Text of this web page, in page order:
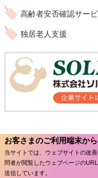
高齢者安否確認サー
独居老人支援
お客さまのご利用端末か
当サイトでは、ウェブサイトの改
問者が閲覧したウェブページの
送信しています。